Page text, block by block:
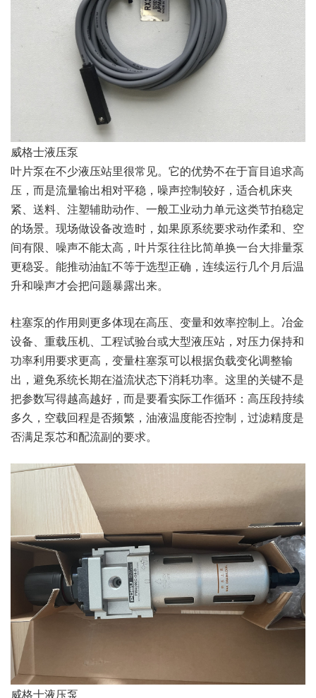
威格士液压泵
叶片泵在不少液压站里很常见。它的优势不在于盲目追求高
压，而是流量输出相对平稳，噪声控制较好，适合机床夹
紧、送料、注塑辅助动作、一般工业动力单元这类节拍稳定
的场景。现场做设备改造时，如果原系统要求动作柔和、空
间有限、噪声不能太高，叶片泵往往比简单换一台大排量泵
更稳妥。能推动油缸不等于选型正确，连续运行几个月后温
升和噪声才会把问题暴露出来。
柱塞泵的作用则更多体现在高压、变量和效率控制上。冶金
设备、重载压机、工程试验台或大型液压站，对压力保持和
功率利用要求更高，变量柱塞泵可以根据负载变化调整输
出，避免系统长期在溢流状态下消耗功率。这里的关键不是
把参数写得越高越好，而是要看实际工作循环：高压段持续
多久，空载回程是否频繁，油液温度能否控制，过滤精度是
否满足泵芯和配流副的要求。
威格士液压泵